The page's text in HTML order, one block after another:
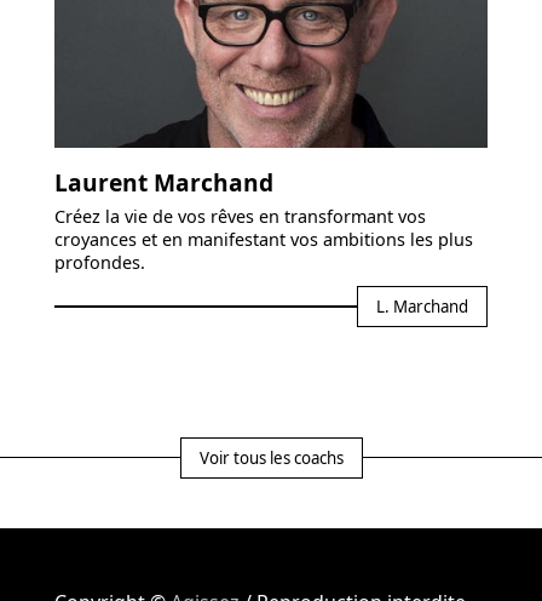
Laurent Marchand
Créez la vie de vos rêves en transformant vos
croyances et en manifestant vos ambitions les plus
profondes.
L. Marchand
Voir tous les coachs